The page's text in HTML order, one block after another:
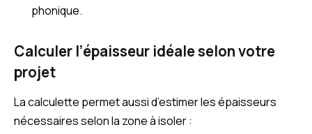
phonique.
Calculer l’épaisseur idéale selon votre
projet
La calculette permet aussi d’estimer les épaisseurs
nécessaires selon la zone à isoler :